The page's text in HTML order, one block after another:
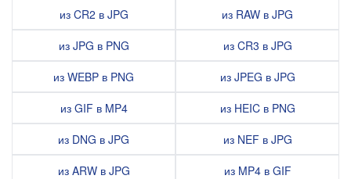
из CR2 в JPG
из JPG в PNG
из WEBP в PNG
из GIF в MP4
из DNG в JPG
из ARW в JPG
из RAW в JPG
из CR3 в JPG
из JPEG в JPG
из HEIC в PNG
из NEF в JPG
из MP4 в GIF